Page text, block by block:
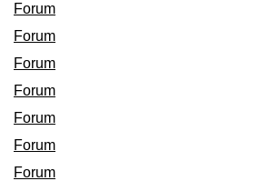
Forum
Forum
Forum
Forum
Forum
Forum
Forum